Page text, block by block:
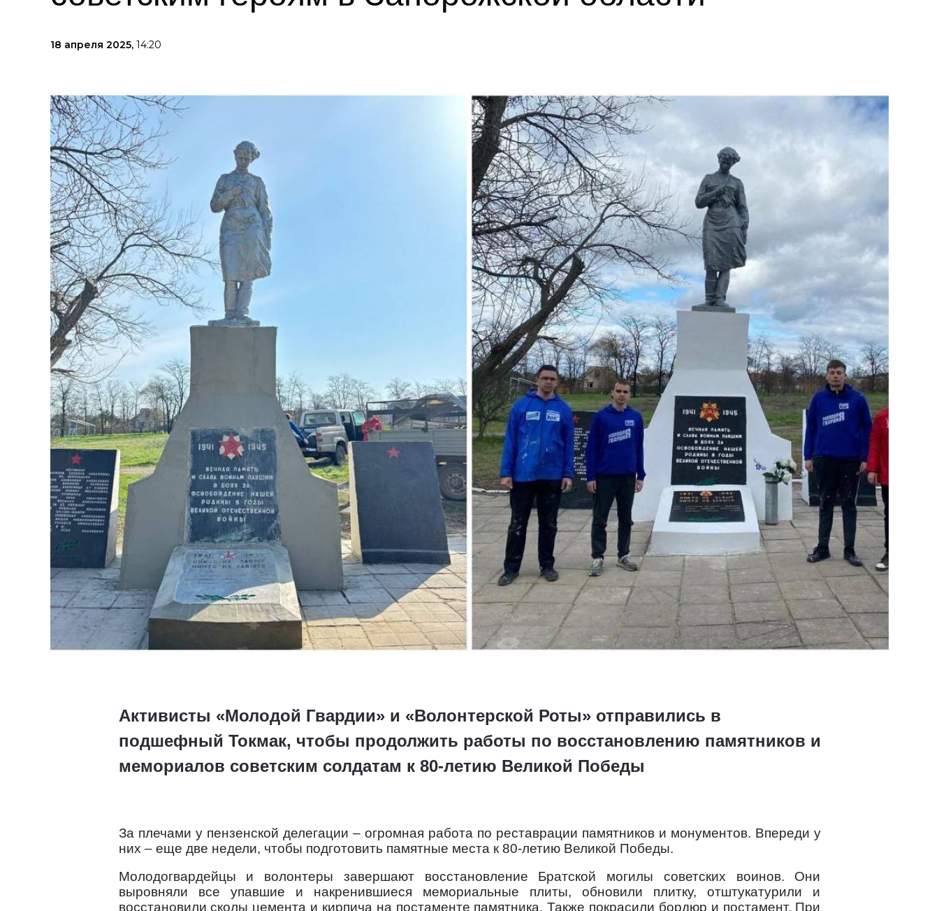
18 апреля 2025, 14:20
Активисты «Молодой Гвардии» и «Волонтерской Роты» отправились в
подшефный Токмак, чтобы продолжить работы по восстановлению памятников и
мемориалов советским солдатам к 80-летию Великой Победы
За плечами у пензенской делегации – огромная работа по реставрации памятников и монументов. Впереди у
них – еще две недели, чтобы подготовить памятные места к 80-летию Великой Победы.
Молодогвардейцы и волонтеры завершают восстановление Братской могилы советских воинов. Они
выровняли все упавшие и накренившиеся мемориальные плиты, обновили плитку, отштукатурили и
восстановили сколы цемента и кирпича на постаменте памятника. Также покрасили бордюр и постамент. При